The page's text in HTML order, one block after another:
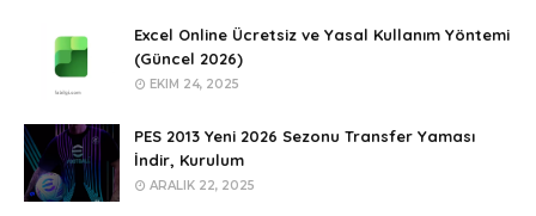
Excel Online Ücretsiz ve Yasal Kullanım Yöntemi
(Güncel 2026)
EKIM 24, 2025
PES 2013 Yeni 2026 Sezonu Transfer Yaması
İndir, Kurulum
ARALIK 22, 2025